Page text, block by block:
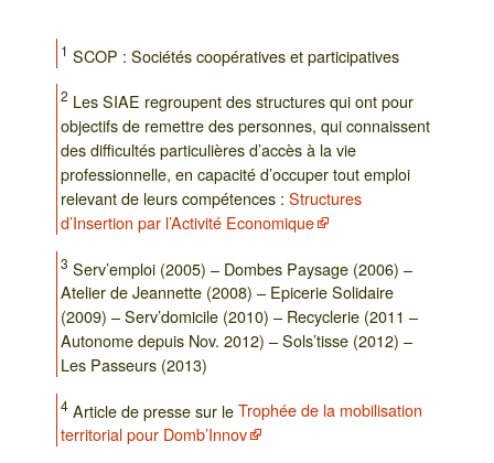
1 SCOP : Sociétés coopératives et participatives
2 Les SIAE regroupent des structures qui ont pour
objectifs de remettre des personnes, qui connaissent
des difficultés particulières d’accès à la vie
professionnelle, en capacité d’occuper tout emploi
relevant de leurs compétences :Structures
d’Insertion par l’Activité Economique
3 Serv’emploi (2005) – Dombes Paysage (2006) –
Atelier de Jeannette (2008) – Epicerie Solidaire
(2009) – Serv’domicile (2010) – Recyclerie (2011 –
Autonome depuis Nov. 2012) – Sols’tisse (2012) –
Les Passeurs (2013)
4 Article de presse sur leTrophée de la mobilisation
territorial pour Domb’Innov